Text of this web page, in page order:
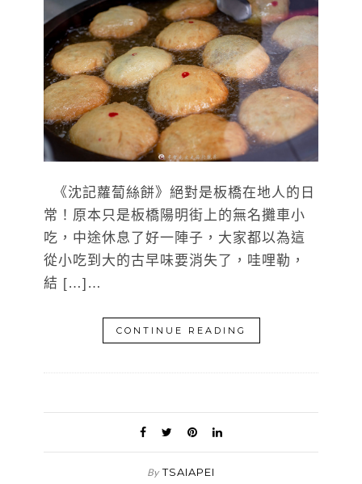
《沈記蘿蔔絲餅》絕對是板橋在地人的日
常！原本只是板橋陽明街上的無名攤車小
吃，中途休息了好一陣子，大家都以為這
從小吃到大的古早味要消失了，哇哩勒，
結 […]…
CONTINUE READING
By TSAIAPEI